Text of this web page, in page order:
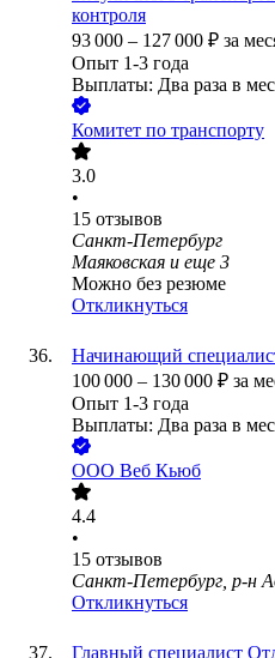
контроля
93 000 – 127 000 ₽ за
Опыт 1-3 года
Выплаты: Два раза в
Комитет по транспорту
3.0
•
15 отзывов
Санкт-Петербург
Маяковская и еще 3
Можно без резюме
Откликнуться
Начинающий
100 000 – 130 000 ₽ за
Опыт 1-3 года
Выплаты: Два раза в
ООО Веб Кьюб
4.4
•
15 отзывов
Санкт-Петербург, р-н
Откликнуться
Главный специалист